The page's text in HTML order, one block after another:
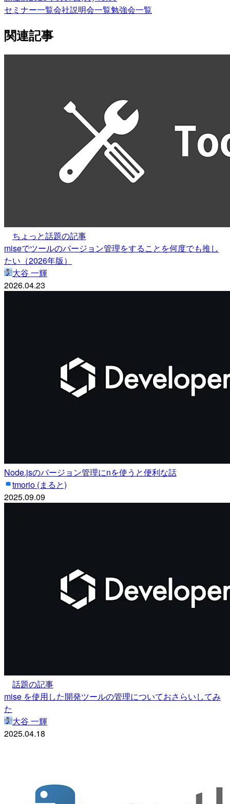
セミナー一覧会社説明会一覧勉強会一覧
関連記事
ちょっと話題の記事
miseでツールのバージョン管理をすることを何度でも推し
たい（2026年版）
大谷 一輝
2026.04.23
Node.jsのバージョン管理にnを使うと便利な話
tmorio (まると)
2025.09.09
話題の記事
mise を使用した開発ツールの管理についておさらいしてみ
た
大谷 一輝
2025.04.18